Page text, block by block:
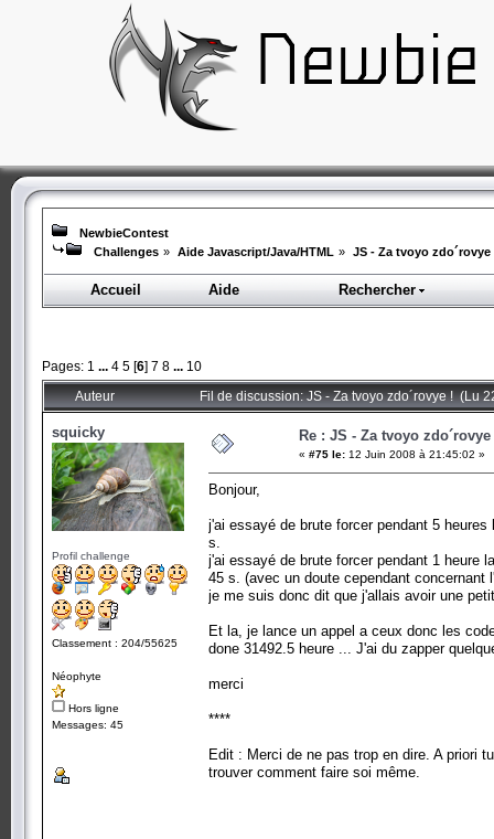
NewbieContest
Challenges » Aide Javascript/Java/HTML » JS - Za tvoyo zdo´rovye
Accueil Aide Rechercher
Pages: 1 ... 4 5 [6] 7 8 ... 10
Auteur Fil de discussion: JS - Za tvoyo zdo´rovye ! (Lu
squicky
Profil challenge
Classement : 204/55625
Néophyte
Hors ligne
Messages: 45
Re : JS - Za tvoyo zdo´rovye
« #75 le: 12 Juin 2008 à 21:45:02 »
Bonjour,
j'ai essayé de brute forcer pendant 5
s.
j'ai essayé de brute forcer pendant 1 heure
45 s. (avec un doute cependant
je me suis donc dit que j'allais avoir une
Et la, je lance un appel a ceux donc les
done 31492.5 heure ... J'ai du zapper
merci
****
Edit : Merci de ne pas trop en dire. A priori
trouver comment faire soi même.